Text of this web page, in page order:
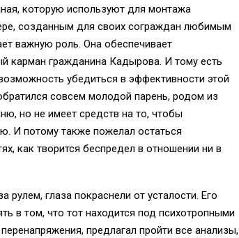
которую используют для монтажа
созданным для своих сограждан любимым
важную роль. Она обеспечивает
карман гражданина Кадырова. И тому есть
убедиться в эффективности этой
совсем молодой парень, родом из
но не имеет средств на то, чтобы
И потому также пожелал остаться
как творится беспредел в отношении ни в
глаза покраснели от усталости. Его
в том, что тот находится под психотропными
предлагал пройти все анализы,